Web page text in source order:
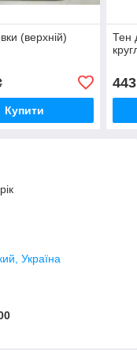
(верхній)
Купити
Тен
443
Україна